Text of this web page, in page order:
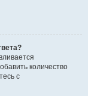
количество
с